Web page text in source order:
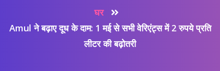
घर
Amul ने बढ़ाए दूध के दाम: 1 मई से सभी वेरिएंट्स में 2 रुपये प्रति
लीटर की बढ़ोतरी